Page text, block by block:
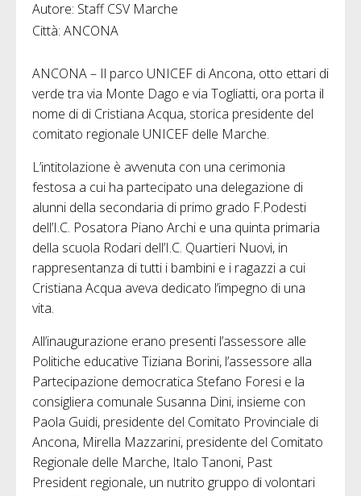
Autore: Staff CSV Marche
Città: ANCONA
ANCONA – Il parco UNICEF di Ancona, otto ettari di
verde tra via Monte Dago e via Togliatti, ora porta il
nome di di Cristiana Acqua, storica presidente del
comitato regionale UNICEF delle Marche.
L’intitolazione è avvenuta con una cerimonia
festosa a cui ha partecipato una delegazione di
alunni della secondaria di primo grado F.Podesti
dell’I.C. Posatora Piano Archi e una quinta primaria
della scuola Rodari dell’I.C. Quartieri Nuovi, in
rappresentanza di tutti i bambini e i ragazzi a cui
Cristiana Acqua aveva dedicato l’impegno di una
vita.
All’inaugurazione erano presenti l’assessore alle
Politiche educative Tiziana Borini, l’assessore alla
Partecipazione democratica Stefano Foresi e la
consigliera comunale Susanna Dini, insieme con
Paola Guidi, presidente del Comitato Provinciale di
Ancona, Mirella Mazzarini, presidente del Comitato
Regionale delle Marche, Italo Tanoni, Past
President regionale, un nutrito gruppo di volontari